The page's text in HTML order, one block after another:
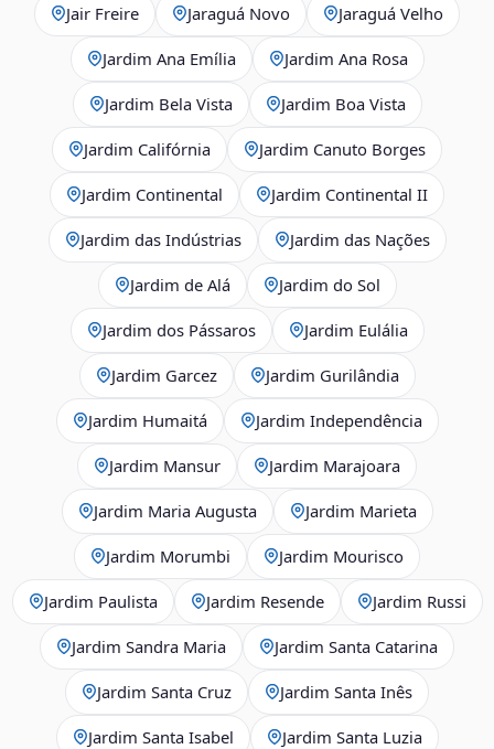
Jair Freire Jaraguá Novo Jaraguá Velho
Jardim Ana Emília Jardim Ana Rosa
Jardim Bela Vista Jardim Boa Vista
Jardim Califórnia Jardim Canuto Borges
Jardim Continental Jardim Continental II
Jardim das Indústrias Jardim das Nações
Jardim de Alá Jardim do Sol
Jardim dos Pássaros Jardim Eulália
Jardim Garcez Jardim Gurilândia
Jardim Humaitá Jardim Independência
Jardim Mansur Jardim Marajoara
Jardim Maria Augusta Jardim Marieta
Jardim Morumbi Jardim Mourisco
Jardim Paulista Jardim Resende Jardim Russi
Jardim Sandra Maria Jardim Santa Catarina
Jardim Santa Cruz Jardim Santa Inês
Jardim Santa Isabel Jardim Santa Luzia